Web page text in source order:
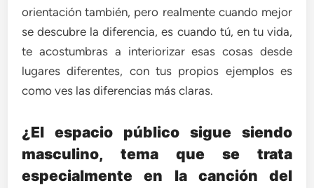
orientación también, pero realmente cuando mejor
se descubre la diferencia, es cuando tú, en tu vida,
te acostumbras a interiorizar esas cosas desde
lugares diferentes, con tus propios ejemplos es
como ves las diferencias más claras.
¿El espacio público sigue siendo
masculino, tema que se trata
especialmente en la canción del